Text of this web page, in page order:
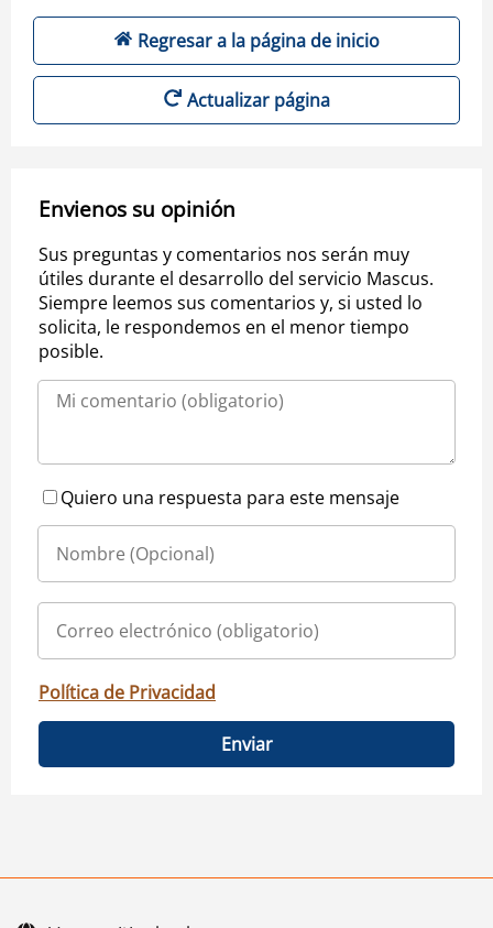
Regresar a la página de inicio
Actualizar página
Envienos su opinión
Sus preguntas y comentarios nos serán muy
útiles durante el desarrollo del servicio Mascus.
Siempre leemos sus comentarios y, si usted lo
solicita, le respondemos en el menor tiempo
posible.
Quiero una respuesta para este mensaje
Política de Privacidad
Enviar